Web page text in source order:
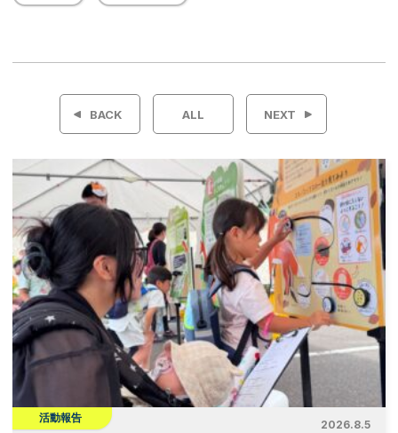
投
ビ
ゲ
ー
シ
ョ
ン
BACK ALL NEXT
活動報告
2026.8.5